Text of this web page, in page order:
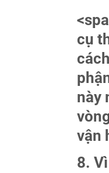
cụ
này
vận
8.